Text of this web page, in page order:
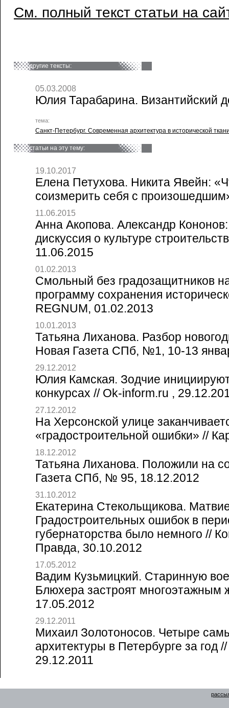
См. полный текст статьи на
другие тексты:
05.03.2008
Юлия Тарабарина. Византийский
тема:
Санкт-Петербург. Современная архитектура в исторической
статьи на эту тему:
19.10.2017
Елена Петухова. Никита Явейн:
соизмерить себя с
11.06.2015
Анна Акопова. Александр
дискуссия о культуре
11.06.2015
01.02.2013
Смольный без градозащитников
программу сохранения
REGNUM, 01.02.2013
10.01.2013
Татьяна Лиханова. Разбор
Новая Газета СПб, №1, 10-13
29.12.2012
Юлия Камская. Зодчие
конкурсах // Ok-inform.ru ,
27.12.2012
На Херсонской улице
«градостроительной ошибки» //
18.12.2012
Татьяна Лиханова. Положили на
Газета СПб, № 95, 18.12.2012
31.10.2012
Екатерина Стекольщикова.
Градостроительных ошибок в
губернаторства было немного //
Правда, 30.10.2012
17.05.2012
Вадим Кузьмицкий. Старинную
Блюхера застроят многоэтажным
17.05.2012
29.12.2011
Михаил Золотоносов. Четыре
архитектуры в Петербурге за год
29.12.2011